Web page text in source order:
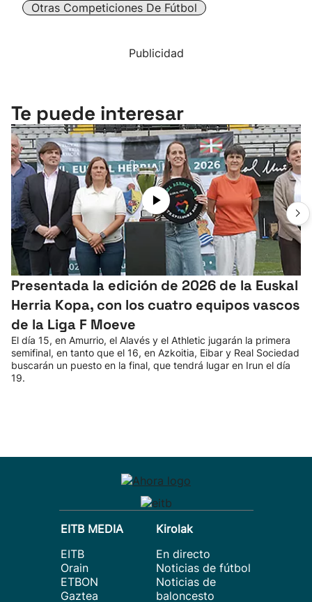
Otras Competiciones De Fútbol
Publicidad
Te puede interesar
Presentada la edición de 2026 de la Euskal
Herria Kopa, con los cuatro equipos vascos
de la Liga F Moeve
El día 15, en Amurrio, el Alavés y el Athletic jugarán la primera
semifinal, en tanto que el 16, en Azkoitia, Eibar y Real Sociedad
buscarán un puesto en la final, que tendrá lugar en Irun el día
19.
EITB MEDIA
EITB
Orain
ETBON
Gaztea
Kirolak
En directo
Noticias de fútbol
Noticias de
baloncesto